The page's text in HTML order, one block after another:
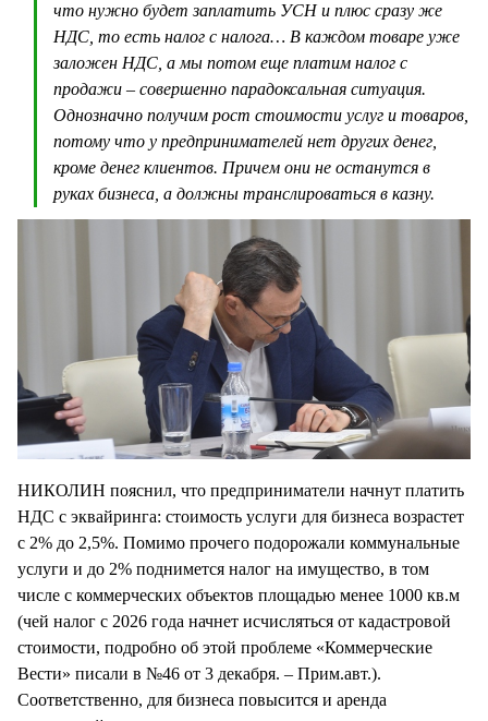
что нужно будет заплатить УСН и плюс сразу же
НДС, то есть налог с налога… В каждом товаре уже
заложен НДС, а мы потом еще платим налог с
продажи – совершенно парадоксальная ситуация.
Однозначно получим рост стоимости услуг и товаров,
потому что у предпринимателей нет других денег,
кроме денег клиентов. Причем они не останутся в
руках бизнеса, а должны транслироваться в казну.
НИКОЛИН пояснил, что предприниматели начнут платить
НДС с эквайринга: стоимость услуги для бизнеса возрастет
с 2% до 2,5%. Помимо прочего подорожали коммунальные
услуги и до 2% поднимется налог на имущество, в том
числе с коммерческих объектов площадью менее 1000 кв.м
(чей налог с 2026 года начнет исчисляться от кадастровой
стоимости, подробно об этой проблеме «Коммерческие
Вести» писали в №46 от 3 декабря. – Прим.авт.).
Соответственно, для бизнеса повысится и аренда